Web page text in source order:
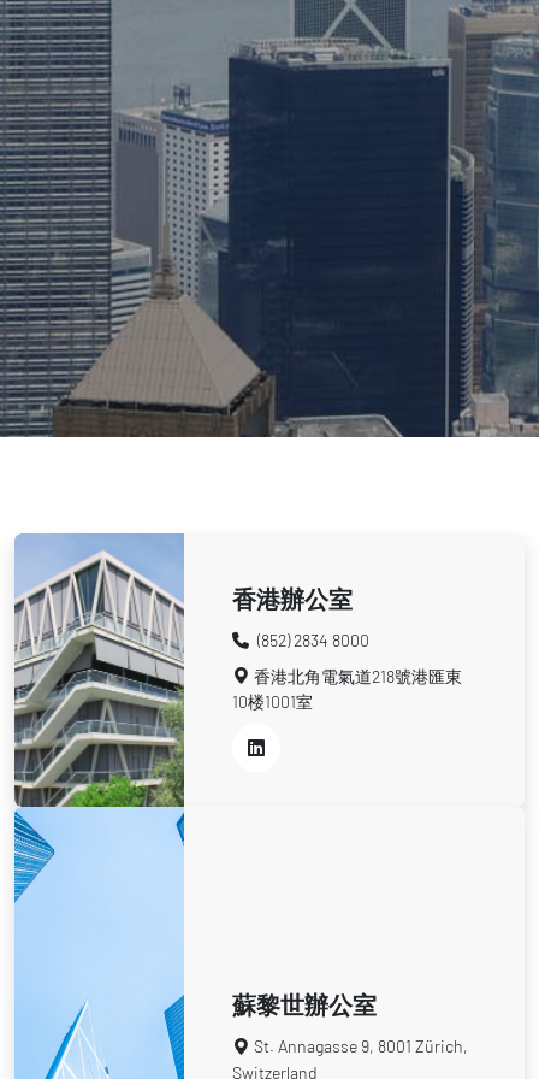
香港辦公室
(852) 2834 8000
香港北角電氣道218號港匯東
10楼1001室
蘇黎世辦公室
St. Annagasse 9, 8001 Zürich,
Switzerland